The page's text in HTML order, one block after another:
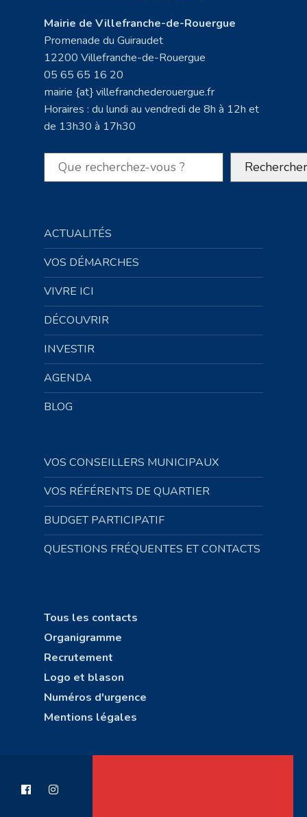
Mairie de Villefranche-de-Rouergue
Promenade du Guiraudet
12200 Villefranche-de-Rouergue
05 65 65 16 20
mairie {at} villefranchederouergue.fr
Horaires : du lundi au vendredi de 8h à 12h et
de 13h30 à 17h30
Rechercher Rechercher
ACTUALITÉS
VOS DÉMARCHES
VIVRE ICI
DÉCOUVRIR
INVESTIR
AGENDA
BLOG
VOS CONSEILLERS MUNICIPAUX
VOS RÉFÉRENTS DE QUARTIER
BUDGET PARTICIPATIF
QUESTIONS FRÉQUENTES ET CONTACTS
Tous les contacts
Organigramme
Recrutement
Logo et blason
Numéros d'urgence
Mentions légales